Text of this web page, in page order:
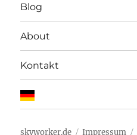
Blog
About
Kontakt
skyworker.de Impressum